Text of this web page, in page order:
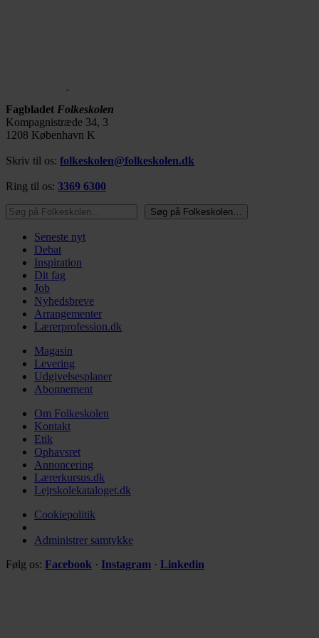
Fagbladet Folkeskolen
Kompagnistræde 34, 3
1208 København K
Skriv til os: folkeskolen@folkeskolen.dk
Ring til os: 3369 6300
Søg på Folkeskolen…
Søg på Folkeskolen…
Seneste nyt
Debat
Inspiration
Dit fag
Job
Nyhedsbreve
Arrangementer
Lærerprofession.dk
Magasin
Levering
Udgivelsesplaner
Abonnement
Om Folkeskolen
Kontakt
Etik
Ophavsret
Annoncering
Lærerkursus.dk
Lejrskolekataloget.dk
Cookiepolitik
Administrer samtykke
Følg os: Facebook · Instagram · Linkedin